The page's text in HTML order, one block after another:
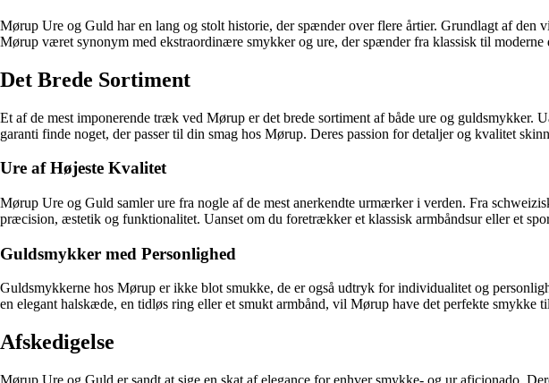
Mørup Ure og Guld har en lang og stolt historie, der spænder over flere årtier. Grundlagt af
Mørup været synonym med ekstraordinære smykker og ure, der spænder fra klassisk til moderne
Det Brede Sortiment
Et af de mest imponerende træk ved Mørup er det brede sortiment af både ure og
garanti finde noget, der passer til din smag hos Mørup. Deres passion for detaljer og kvalitet
Ure af Højeste Kvalitet
Mørup Ure og Guld samler ure fra nogle af de mest anerkendte urmærker i verden. Fra
præcision, æstetik og funktionalitet. Uanset om du foretrækker et klassisk armbåndsur eller et
Guldsmykker med Personlighed
Guldsmykkerne hos Mørup er ikke blot smukke, de er også udtryk for individualitet og
en elegant halskæde, en tidløs ring eller et smukt armbånd, vil Mørup have det perfekte smykke
Afskedigelse